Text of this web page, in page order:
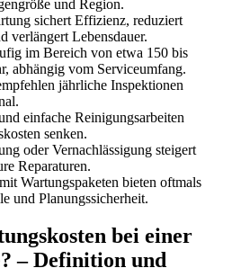
und Region.
sichert Effizienz, reduziert
verlängert Lebensdauer.
im Bereich von etwa 150 bis
abhängig vom Serviceumfang.
jährliche Inspektionen
einfache Reinigungsarbeiten
senken.
oder Vernachlässigung steigert
Reparaturen.
Wartungspaketen bieten oftmals
und Planungssicherheit.
bei einer
– Definition und